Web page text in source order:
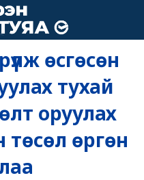
өсгөсөн
тухай
оруулах
төсөл өргөн